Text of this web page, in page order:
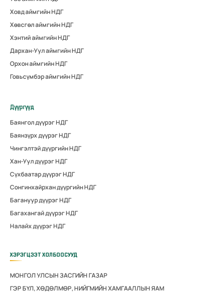
Ховд аймгийн НДГ
Хөвсгөл аймгийн НДГ
Хэнтий аймгийн НДГ
Дархан-Уул аймгийн НДГ
Орхон аймгийн НДГ
Говьсүмбэр аймгийн НДГ
Дүүргүүд
Баянгол дүүрэг НДГ
Баянзүрх дүүрэг НДГ
Чингэлтэй дүүргийн НДГ
Хан-Уул дүүрэг НДГ
Сүхбаатар дүүрэг НДГ
Сонгинхайрхан дүүргийн НДГ
Багануур дүүрэг НДГ
Багахангай дүүрэг НДГ
Налайх дүүрэг НДГ
ХЭРЭГЦЭЭТ ХОЛБООСУУД
МОНГОЛ УЛСЫН ЗАСГИЙН ГАЗАР
ГЭР БҮЛ, ХӨДӨЛМӨР, НИЙГМИЙН ХАМГААЛЛЫН ЯАМ